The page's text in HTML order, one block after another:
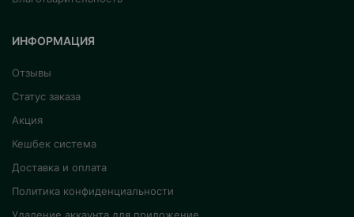
ИНФОРМАЦИЯ
Отзывы
Статус заказа
Акция
Кешбек система
Доставка и оплата
Политика конфиденциальности